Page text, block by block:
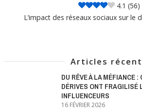
4.1 (56)
L’impact des réseaux sociaux sur le
Articles
DU RÊVE À LA MÉFIANCE
DÉRIVES ONT FRAGILISÉ
INFLUENCEURS
16 FÉVRIER 2026